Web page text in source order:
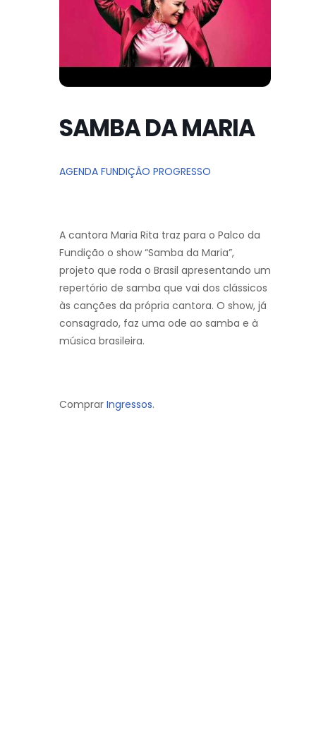
SAMBA DA MARIA
AGENDA FUNDIÇÃO PROGRESSO
A cantora Maria Rita traz para o Palco da
Fundição o show “Samba da Maria”,
projeto que roda o Brasil apresentando um
repertório de samba que vai dos clássicos
às canções da própria cantora. O show, já
consagrado, faz uma ode ao samba e à
música brasileira.
Comprar Ingressos.